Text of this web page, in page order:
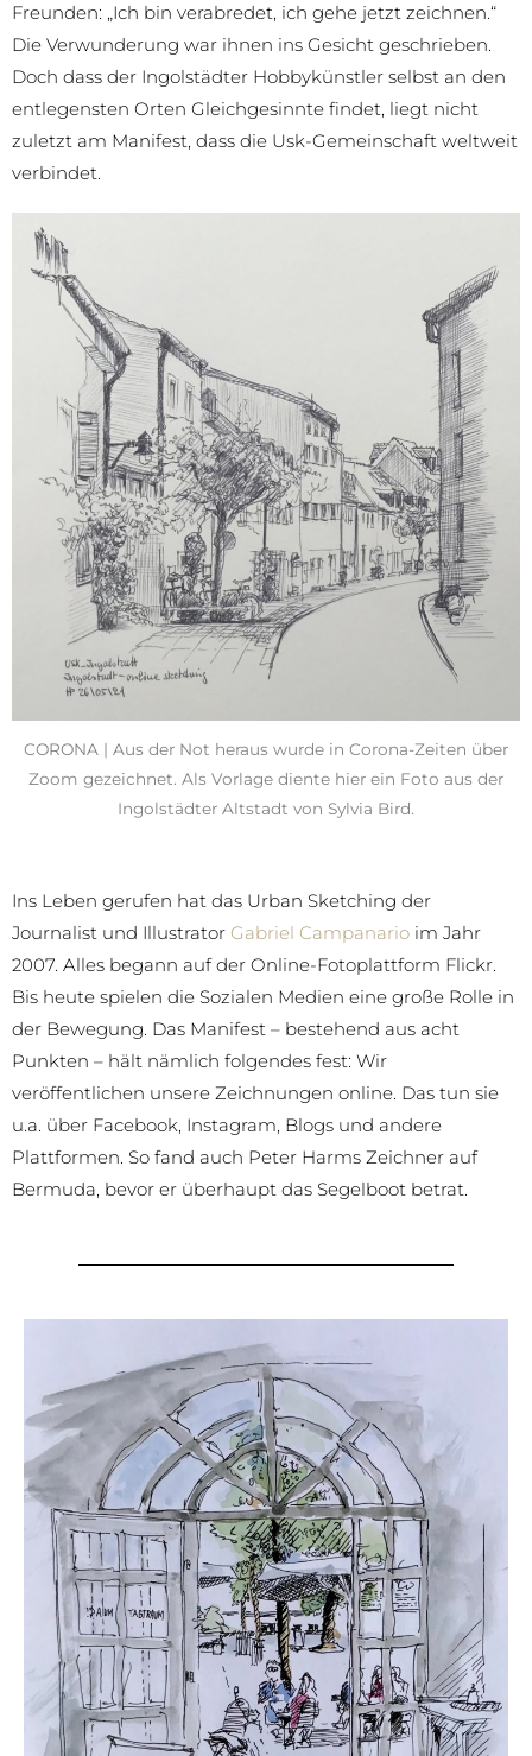
Freunden: „Ich bin verabredet, ich gehe jetzt zeichnen.“
Die Verwunderung war ihnen ins Gesicht geschrieben.
Doch dass der Ingolstädter Hobbykünstler selbst an den
entlegensten Orten Gleichgesinnte findet, liegt nicht
zuletzt am Manifest, dass die Usk-Gemeinschaft weltweit
verbindet.
CORONA | Aus der Not heraus wurde in Corona-Zeiten über
Zoom gezeichnet. Als Vorlage diente hier ein Foto aus der
Ingolstädter Altstadt von Sylvia Bird.
Ins Leben gerufen hat das Urban Sketching der
Journalist und Illustrator Gabriel Campanario im Jahr
2007. Alles begann auf der Online-Fotoplattform Flickr.
Bis heute spielen die Sozialen Medien eine große Rolle in
der Bewegung. Das Manifest – bestehend aus acht
Punkten – hält nämlich folgendes fest: Wir
veröffentlichen unsere Zeichnungen online. Das tun sie
u.a. über Facebook, Instagram, Blogs und andere
Plattformen. So fand auch Peter Harms Zeichner auf
Bermuda, bevor er überhaupt das Segelboot betrat.